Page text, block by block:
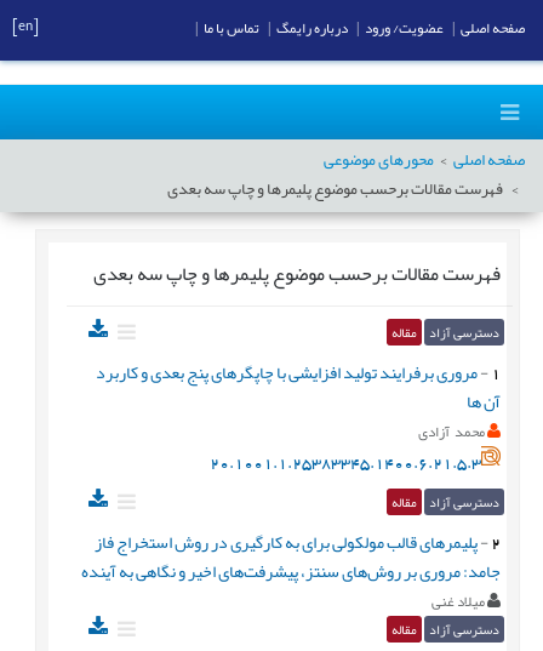
صفحه اصلی
محورهای موضوعی
فهرست مقالات برحسب موضوعپلیمرها و چاپ سه بعدی
فهرست مقالات برحسب موضوعپلیمرها و چاپ سه بعدی
دسترسی آزاد مقاله
-مروری برفرایند تولید افزایشی با چاپگرهای پنج بعدی و کاربرد
آن ها
محمد آزادی
20.1001.1.25383345.1400.6.21.5.3
دسترسی آزاد مقاله
2
-پلیمرهای قالب مولکولی برای به کارگیری در روش استخراج فاز
جامد: مروری بر روش‌های سنتز، پیشرفت‌های اخیر و نگاهی به آینده
میلاد غنی
دسترسی آزاد مقاله
صفحه اصلی عضویت/ ورود درباره رایمگ تماس با ما